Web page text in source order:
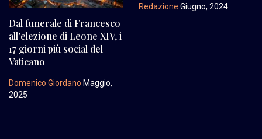
Dal funerale di Francesco
all’elezione di Leone XIV, i
17 giorni più social del
Vaticano
Domenico Giordano Maggio,
2025
Redazione Giugno, 2024